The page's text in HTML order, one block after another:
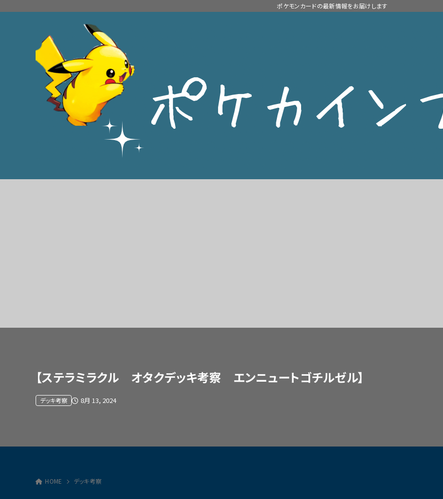
ポケモンカードの最新情報をお届けします
【ステラミラクル オタクデッキ考察 エンニュートゴチルゼル】
8月 13, 2024
デッキ考察
HOME デッキ考察